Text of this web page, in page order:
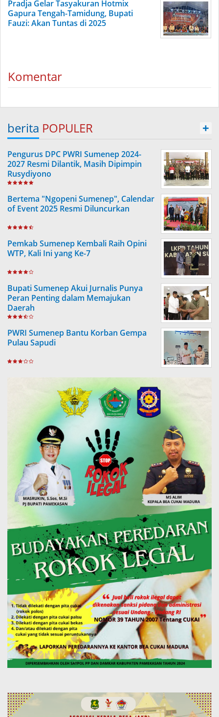
Pradja Gelar Tasyakuran Hotmix
Gapura Tengah-Tamidung, Bupati
Fauzi: Akan Tuntas di 2025
Komentar
berita POPULER +
Pengurus DPC PWRI Sumenep 2024-
2027 Resmi Dilantik, Masih Dipimpin
Rusydiyono
Bertema "Ngopeni Sumenep", Calendar
of Event 2025 Resmi Diluncurkan
Pemkab Sumenep Kembali Raih Opini
WTP, Kali Ini yang Ke-7
Bupati Sumenep Akui Jurnalis Punya
Peran Penting dalam Memajukan
Daerah
PWRI Sumenep Bantu Korban Gempa
Pulau Sapudi